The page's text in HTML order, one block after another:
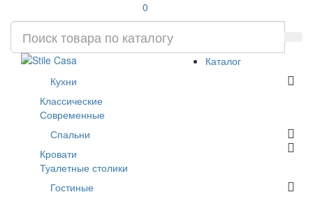
0
Каталог
Кухни
Классические
Современные
Спальни
Кровати
Туалетные столики
Гостиные